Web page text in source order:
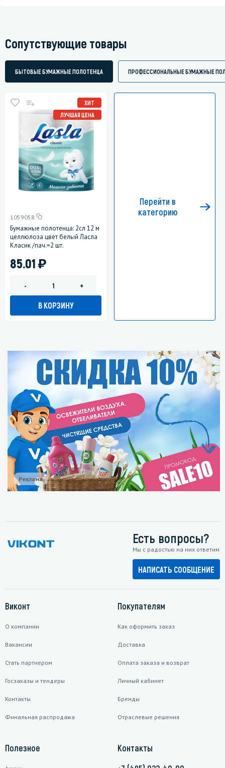
Сопутствующие товары
БЫТОВЫЕ БУМАЖНЫЕ ПОЛОТЕНЦА ПРОФЕССИОНАЛЬНЫЕ БУМАЖНЫЕ
ХИТ
ЛУЧШАЯ ЦЕНА
1059058
Бумажные полотенца: 2сл 12 м
целлюлоза цвет белый Ласла
Класик /пач.=2 шт.
85.01)
- +
В КОРЗИНУ
Перейти в
категорию
Реклама
Есть вопросы?
Мы с радостью на них ответим
НАПИСАТЬ СООБЩЕНИЕ
Виконт
О компании
Вакансии
Стать партнером
Госзаказы и тендеры
Контакты
Финальная распродажа
Покупателям
Как оформить заказ
Доставка
Оплата заказа и возврат
Личный кабинет
Бренды
Отраслевые решения
Полезное
Контакты